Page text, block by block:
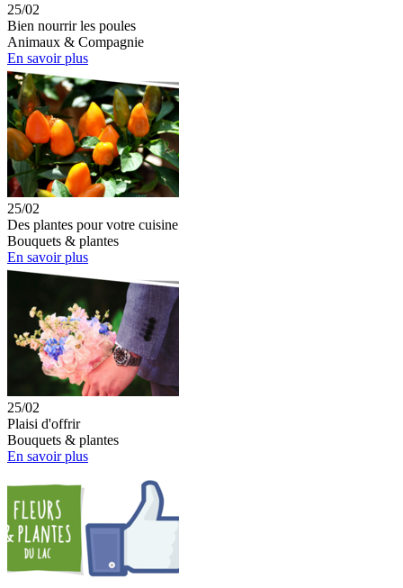
25/02
Bien nourrir les poules
Animaux & Compagnie
En savoir plus
25/02
Des plantes pour votre cuisine
Bouquets & plantes
En savoir plus
25/02
Plaisi d'offrir
Bouquets & plantes
En savoir plus